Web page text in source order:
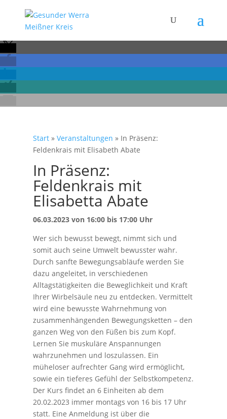
Start » Veranstaltungen » In Präsenz:
Feldenkrais mit Elisabeth Abate
In Präsenz:
Feldenkrais mit
Elisabetta Abate
06.03.2023 von 16:00 bis 17:00 Uhr
Wer sich bewusst bewegt, nimmt sich und
somit auch seine Umwelt bewusster wahr.
Durch sanfte Bewegungsabläufe werden Sie
dazu angeleitet, in verschiedenen
Alltagstätigkeiten die Beweglichkeit und Kraft
Ihrer Wirbelsäule neu zu entdecken. Vermittelt
wird eine bewusste Wahrnehmung von
zusammenhängenden Bewegungsketten – den
ganzen Weg von den Füßen bis zum Kopf.
Lernen Sie muskuläre Anspannungen
wahrzunehmen und loszulassen. Ein
müheloser aufrechter Gang wird ermöglicht,
sowie ein tieferes Gefühl der Selbstkompetenz.
Der Kurs findet an 6 Einheiten ab dem
20.02.2023 immer montags von 16 bis 17 Uhr
statt. Eine Anmeldung ist über die